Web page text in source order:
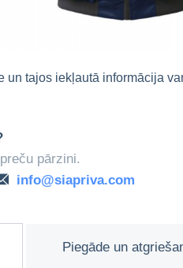
un tajos iekļautā informācija
pārzini.
info@siapriva.com
Piegāde un